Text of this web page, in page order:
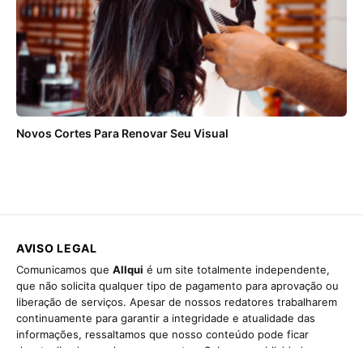
Novos Cortes Para Renovar Seu Visual
AVISO LEGAL
Comunicamos que Allqui é um site totalmente independente,
que não solicita qualquer tipo de pagamento para aprovação ou
liberação de serviços. Apesar de nossos redatores trabalharem
continuamente para garantir a integridade e atualidade das
informações, ressaltamos que nosso conteúdo pode ficar